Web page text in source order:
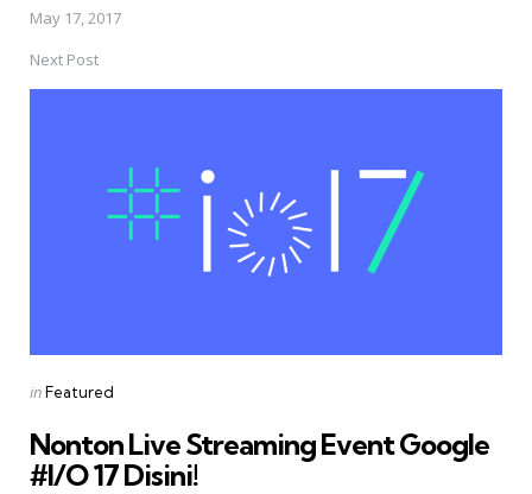
May 17, 2017
Next Post
Posted
inFeatured
Nonton Live Streaming Event Google
#I/O 17 Disini!